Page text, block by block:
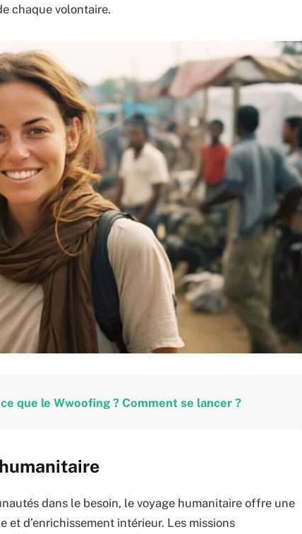
chaque volontaire.
que le Wwoofing ? Comment se lancer ?
dans le besoin, le voyage humanitaire offre une
d’enrichissement intérieur. Les missions